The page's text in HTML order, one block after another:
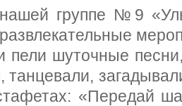
группе №9
пели шуточные
танцевали,
«Передай